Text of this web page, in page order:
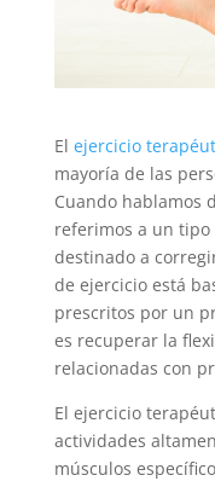
El ejercicio
mayoría de las
Cuando hablamos
referimos a un tipo
destinado a
de ejercicio está
prescritos por un
es recuperar la
relacionadas con
El ejercicio
actividades
músculos